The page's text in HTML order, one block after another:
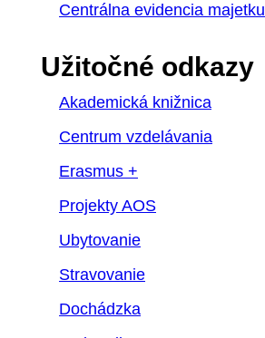
Centrálna evidencia majetku
Užitočné odkazy
Akademická knižnica
Centrum vzdelávania
Erasmus +
Projekty AOS
Ubytovanie
Stravovanie
Dochádzka